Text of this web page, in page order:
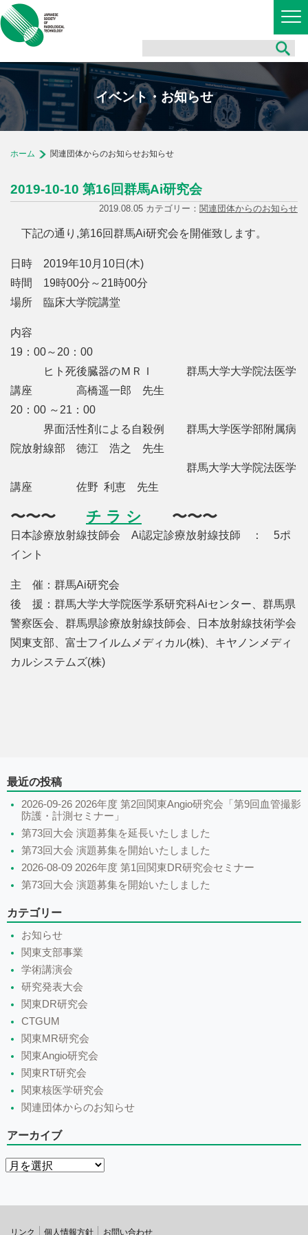
イベント・お知らせ
ホーム 関連団体からのお知らせお知らせ
2019-10-10 第16回群馬Ai研究会
2019.08.05 カテゴリー： 関連団体からのお知らせ
下記の通り,第16回群馬Ai研究会を開催致します。
日時 2019年10月10日(木)
時間 19時00分～21時00分
場所 臨床大学院講堂
内容
19：00～20：00
ヒト死後臓器のＭＲＩ 群馬大学大学院法医学
講座 高橋遥一郎 先生
20：00 ～21：00
界面活性剤による自殺例 群馬大学医学部附属病
院放射線部 徳江 浩之 先生
群馬大学大学院法医学
講座 佐野 利恵 先生
〜〜〜 チ ラ シ 〜〜〜
日本診療放射線技師会 Ai認定診療放射線技師 ： 5ポ
イント
主 催：群馬Ai研究会
後 援：群馬大学大学院医学系研究科Aiセンター、群馬県
警察医会、群馬県診療放射線技師会、日本放射線技術学会
関東支部、富士フイルムメディカル(株)、キヤノンメディ
カルシステムズ(株)
最近の投稿
2026-09-26 2026年度 第2回関東Angio研究会「第9回血管撮影
防護・計測セミナー」
第73回大会 演題募集を延長いたしました
第73回大会 演題募集を開始いたしました
2026-08-09 2026年度 第1回関東DR研究会セミナー
第73回大会 演題募集を開始いたしました
カテゴリー
お知らせ
関東支部事業
学術講演会
研究発表大会
関東DR研究会
CTGUM
関東MR研究会
関東Angio研究会
関東RT研究会
関東核医学研究会
関連団体からのお知らせ
アーカイブ
リンク 個人情報方針 お問い合わせ